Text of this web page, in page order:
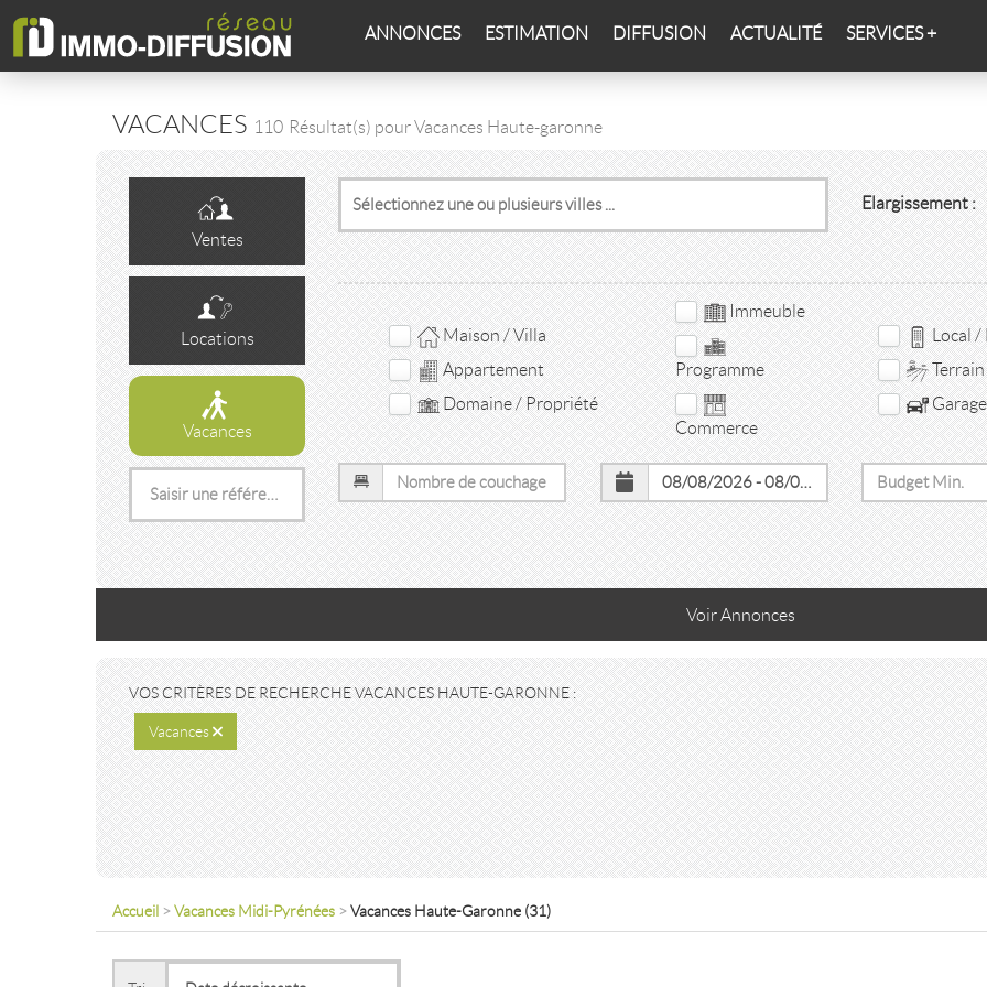
ANNONCES ESTIMATION DIFFUSION ACTUALITÉ SERVICES +
VACANCES 110 Résultat(s) pour Vacances Haute-garonne
Ventes
Locations
Vacances
Elargissement :
Maison / Villa
Appartement
Domaine / Propriété
Immeuble
Programme
Commerce
Local /
Terrain
VoirAnnonces
VOS CRITÈRES DE RECHERCHE VACANCES HAUTE-GARONNE :
Vacances
Accueil > Vacances Midi-Pyrénées > Vacances Haute-Garonne (31)
VACANCES STUDIO CENTRE VILLEHERAULT
VACANCES APPARTEMENT P2 CENTRE